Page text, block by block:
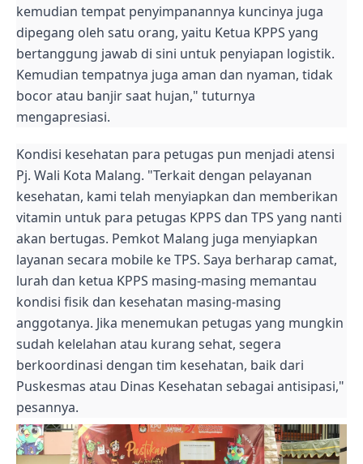
kemudian tempat penyimpanannya kuncinya juga
dipegang oleh satu orang, yaitu Ketua KPPS yang
bertanggung jawab di sini untuk penyiapan logistik.
Kemudian tempatnya juga aman dan nyaman, tidak
bocor atau banjir saat hujan," tuturnya
mengapresiasi.
Kondisi kesehatan para petugas pun menjadi atensi
Pj. Wali Kota Malang. "Terkait dengan pelayanan
kesehatan, kami telah menyiapkan dan memberikan
vitamin untuk para petugas KPPS dan TPS yang nanti
akan bertugas. Pemkot Malang juga menyiapkan
layanan secara mobile ke TPS. Saya berharap camat,
lurah dan ketua KPPS masing-masing memantau
kondisi fisik dan kesehatan masing-masing
anggotanya. Jika menemukan petugas yang mungkin
sudah kelelahan atau kurang sehat, segera
berkoordinasi dengan tim kesehatan, baik dari
Puskesmas atau Dinas Kesehatan sebagai antisipasi,"
pesannya.